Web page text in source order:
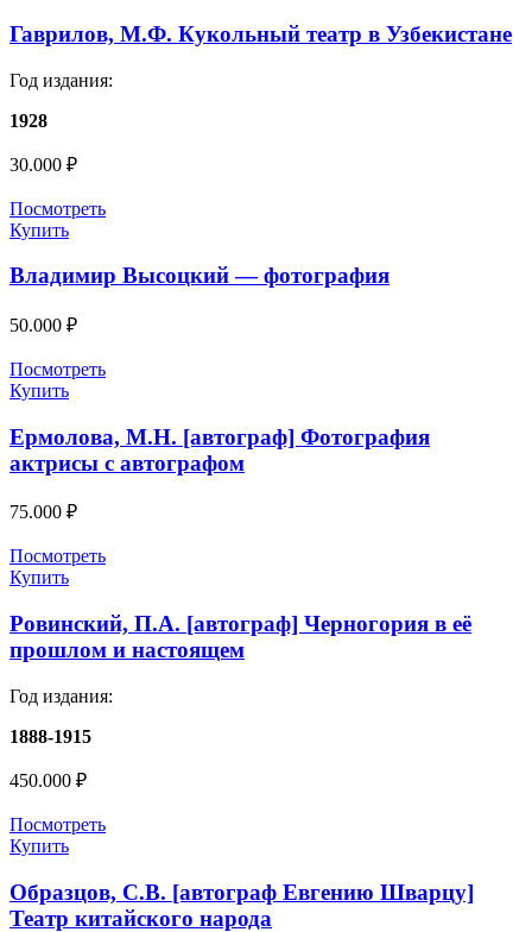
Гаврилов, М.Ф. Кукольный театр в Узбекистане
Год издания:
1928
30.000 ₽
Посмотреть
Купить
Владимир Высоцкий — фотография
50.000 ₽
Посмотреть
Купить
Ермолова, М.Н. [автограф] Фотография
актрисы с автографом
75.000 ₽
Посмотреть
Купить
Ровинский, П.А. [автограф] Черногория в её
прошлом и настоящем
Год издания:
1888-1915
450.000 ₽
Посмотреть
Купить
Образцов, С.В. [автограф Евгению Шварцу]
Театр китайского народа